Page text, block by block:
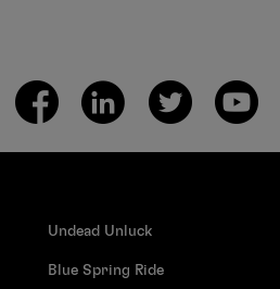
Undead Unluck
Blue Spring Ride